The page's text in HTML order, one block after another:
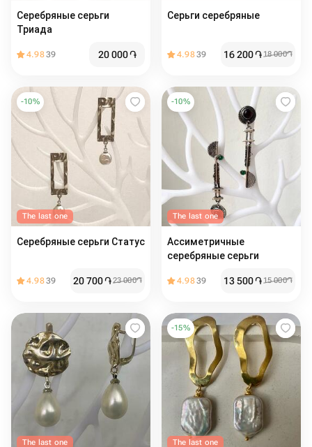
Серебряные серьги
Триада
4.9839 20 000֏
Серьги серебряные
4.9839 16 200֏18 000֏
-10%
The last one
Серебряные серьги Статус
4.9839 20 700֏23 000֏
-10%
The last one
Ассиметричные
серебряные серьги
4.9839 13 500֏15 000֏
The last one
-15%
The last one